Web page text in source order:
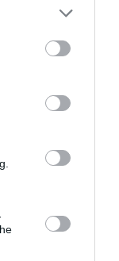
χρονιά το
τον Ιούλιο, που